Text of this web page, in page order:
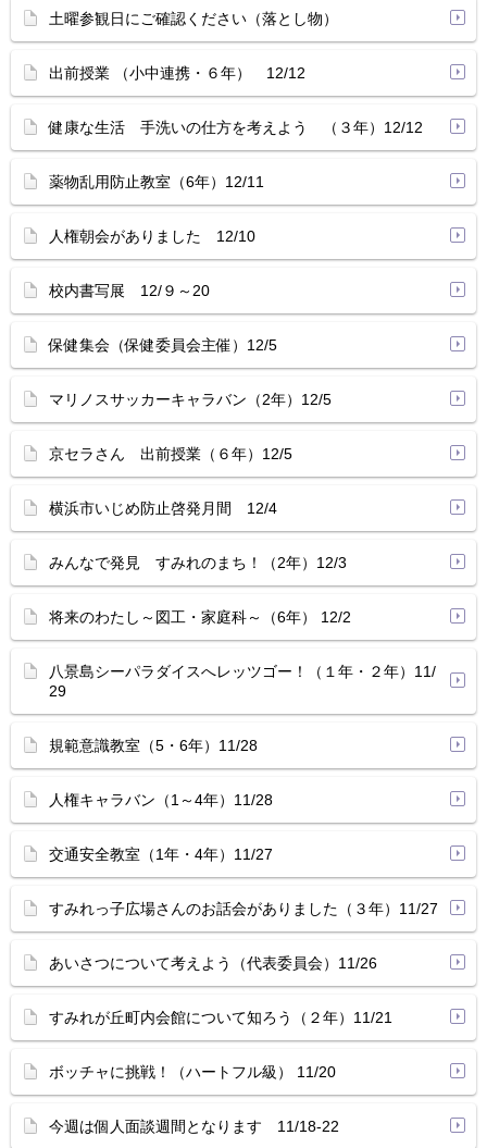
土曜参観日にご確認ください（落とし物）
出前授業 （小中連携・６年） 12/12
健康な生活 手洗いの仕方を考えよう （３年）12/12
薬物乱用防止教室（6年）12/11
人権朝会がありました 12/10
校内書写展 12/９～20
保健集会（保健委員会主催）12/5
マリノスサッカーキャラバン（2年）12/5
京セラさん 出前授業（６年）12/5
横浜市いじめ防止啓発月間 12/4
みんなで発見 すみれのまち！（2年）12/3
将来のわたし～図工・家庭科～（6年） 12/2
八景島シーパラダイスへレッツゴー！（１年・２年）11/
29
規範意識教室（5・6年）11/28
人権キャラバン（1～4年）11/28
交通安全教室（1年・4年）11/27
すみれっ子広場さんのお話会がありました（３年）11/27
あいさつについて考えよう（代表委員会）11/26
すみれが丘町内会館について知ろう（２年）11/21
ボッチャに挑戦！（ハートフル級） 11/20
今週は個人面談週間となります 11/18-22